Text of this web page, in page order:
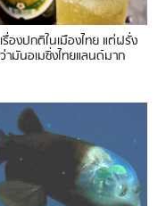
รื่องปกติในเมืองไทย แต่ฝรั่ง
ามันอเมซิ่งไทยแลนด์มาก